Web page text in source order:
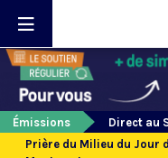
Émissions
Direct au
Prière du Milieu du Jour